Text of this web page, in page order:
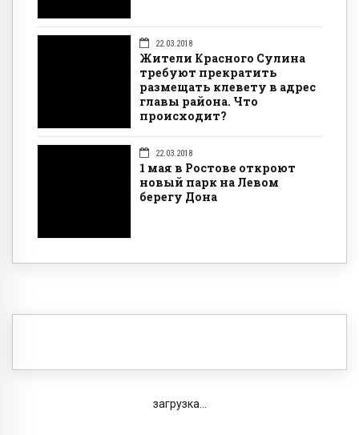
22.03.2018
Жители Красного Сулина
требуют прекратить
размещать клевету в адрес
главы района. Что
происходит?
22.03.2018
1 мая в Ростове откроют
новый парк на Левом
берегу Дона
загрузка...